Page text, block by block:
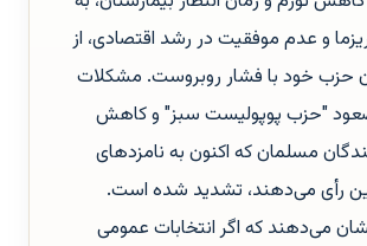
و عدم موفقیت در رشد اقتصادی، از
حزب خود با فشار روبروست. مشکلات
صعود "حزب پوپولیست سبز" و کاهش
مسلمان که اکنون به نامزدهای
رأی می‌دهند، تشدید شده است.
می‌دهند که اگر انتخابات عمومی